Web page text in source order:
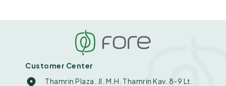
Customer Center
Thamrin Plaza. Jl. M.H. Thamrin Kav. 8-9 Lt.